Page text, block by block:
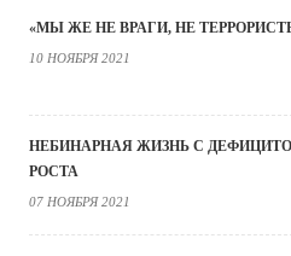
«МЫ ЖЕ НЕ ВРАГИ, НЕ
10 НОЯБРЯ 2021
НЕБИНАРНАЯ ЖИЗНЬ С
РОСТА
07 НОЯБРЯ 2021